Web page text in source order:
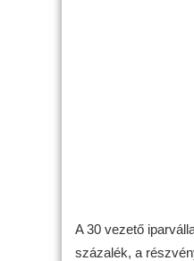
A 30 vezető
százalék, a